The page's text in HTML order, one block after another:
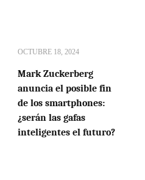
OCTUBRE 18, 2024
Mark Zuckerberg
anuncia el posible fin
de los smartphones:
¿serán las gafas
inteligentes el futuro?